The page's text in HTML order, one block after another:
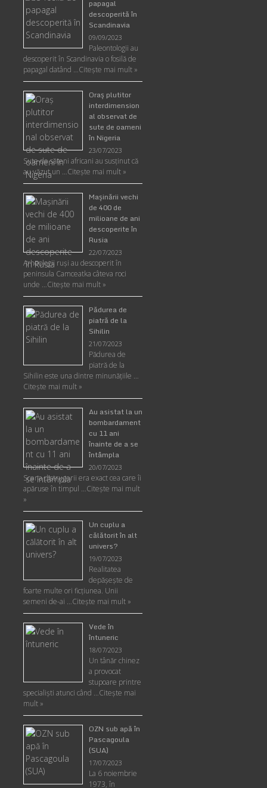
papagal
descoperită în
Scandinavia
09/09/2023
Paleontologii au
descoperit în Scandinavia o fosilă de
papagal datând …Citește mai mult »
Oraş plutitor
interdimension
al observat de
sute de oameni
în Nigeria
23/07/2023
Sute de săteni africani au susținut că
au văzut un …Citește mai mult »
Maşinării vechi
de 400 de
milioane de ani
descoperite în
Rusia
22/07/2023
Arheologii ruşi au descoperit în
peninsula Camceatka câteva roci
unde …Citește mai mult »
Pădurea de
piatră de la
Sihilin
21/07/2023
Pădurea de
piatră de la
Sihilin este una dintre minunăţiile …
Citește mai mult »
Au asistat la un
bombardament
cu 11 ani
înainte de a se
întâmpla
20/07/2023
Scena distrugerii era exact cea care îi
apăruse în timpul …Citește mai mult
»
Un cuplu a
călătorit în alt
univers?
19/07/2023
Realitatea
depăşeşte de
foarte multe ori ficţiunea. Unii
semeni de-ai …Citește mai mult »
Vede în
întuneric
18/07/2023
Un tânăr chinez
a provocat
stupoare printre
specialişti atunci când …Citește mai
mult »
OZN sub apă în
Pascagoula
(SUA)
17/07/2023
La 6 noiembrie
1973, în